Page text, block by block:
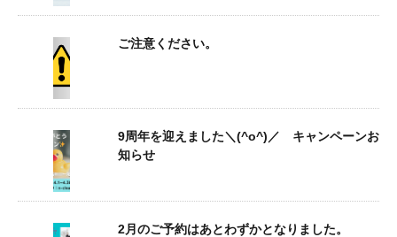
ご注意ください。
9周年を迎えました＼(^o^)／ キャンペーンお
知らせ
2月のご予約はあとわずかとなりました。